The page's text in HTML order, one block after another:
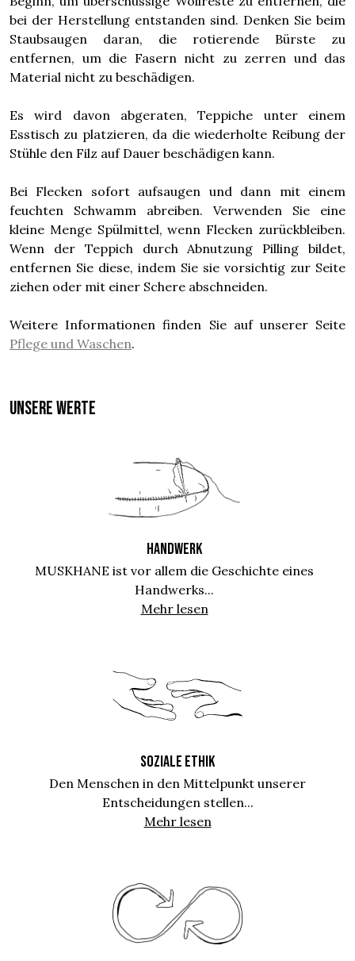
bei der Herstellung entstanden sind. Denken Sie beim
Staubsaugen daran, die rotierende Bürste zu
entfernen, um die Fasern nicht zu zerren und das
Material nicht zu beschädigen.
Es wird davon abgeraten, Teppiche unter einem
Esstisch zu platzieren, da die wiederholte Reibung der
Stühle den Filz auf Dauer beschädigen kann.
Bei Flecken sofort aufsaugen und dann mit einem
feuchten Schwamm abreiben. Verwenden Sie eine
kleine Menge Spülmittel, wenn Flecken zurückbleiben.
Wenn der Teppich durch Abnutzung Pilling bildet,
entfernen Sie diese, indem Sie sie vorsichtig zur Seite
ziehen oder mit einer Schere abschneiden.
Weitere Informationen finden Sie auf unserer Seite
Pflege und Waschen.
UNSERE WERTE
HANDWERK
MUSKHANE ist vor allem die Geschichte eines
Handwerks...
Mehr lesen
SOZIALE ETHIK
Den Menschen in den Mittelpunkt unserer
Entscheidungen stellen...
Mehr lesen